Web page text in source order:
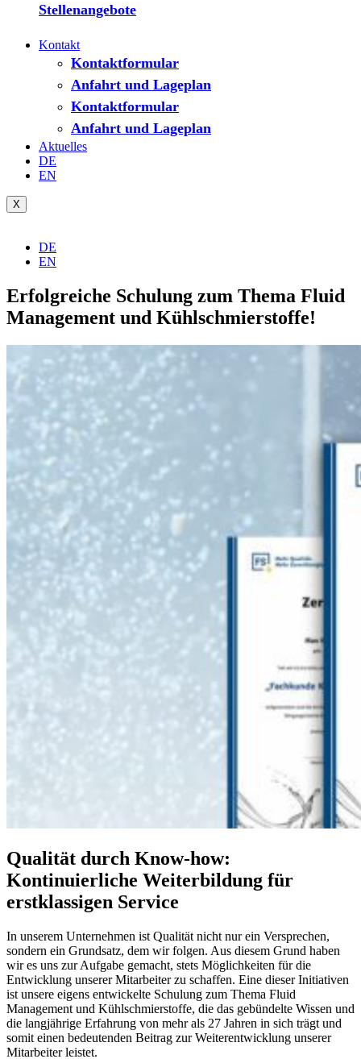
Stellenangebote
Kontakt
Kontaktformular
Anfahrt und Lageplan
Kontaktformular
Anfahrt und Lageplan
Aktuelles
DE
EN
X
DE
EN
Erfolgreiche Schulung zum Thema Fluid
Management und Kühlschmierstoffe!
Qualität durch Know-how:
Kontinuierliche Weiterbildung für
erstklassigen Service
In unserem Unternehmen ist Qualität nicht nur ein Versprechen,
sondern ein Grundsatz, dem wir folgen. Aus diesem Grund haben
wir es uns zur Aufgabe gemacht, stets Möglichkeiten für die
Entwicklung unserer Mitarbeiter zu schaffen. Eine dieser Initiativen
ist unsere eigens entwickelte Schulung zum Thema Fluid
Management und Kühlschmierstoffe, die das gebündelte Wissen und
die langjährige Erfahrung von mehr als 27 Jahren in sich trägt und
somit einen bedeutenden Beitrag zur Weiterentwicklung unserer
Mitarbeiter leistet.